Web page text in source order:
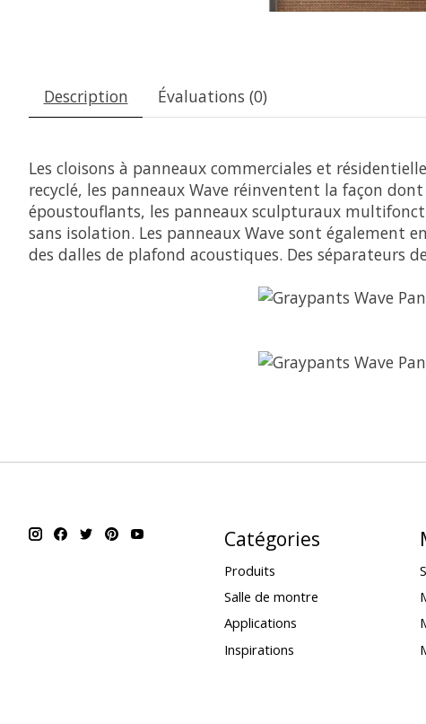
Description Évaluations (0)
Les cloisons à panneaux commerciales et
recyclé, les panneaux Wave réinventent la façon
époustouflants, les panneaux sculpturaux
sans isolation. Les panneaux Wave sont également
des dalles de plafond acoustiques. Des séparateurs
Catégories
Produits
Salle de montre
Applications
Inspirations